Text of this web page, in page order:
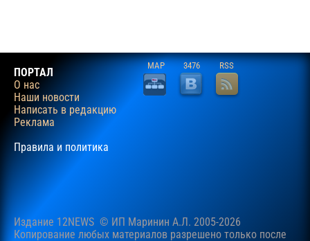
ПОРТАЛ
О нас
Наши новости
Написать в редакцию
Реклама
Правила и политика
MAP 3476 RSS
Издание 12NEWS © ИП Маринин А.Л. 2005-2026
Копирование любых материалов разрешено только после